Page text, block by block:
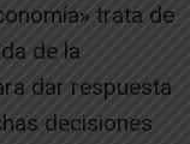
trata de
de la
dar respuesta
decisiones